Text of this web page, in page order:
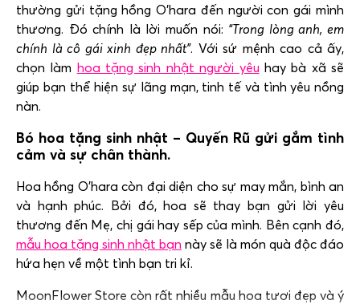
thường gửi tặng hồng O’hara đến người con gái mình
thương. Đó chính là lời muốn nói: “Trong lòng anh, em
chính là cô gái xinh đẹp nhất”. Với sứ mệnh cao cả ấy,
chọn làm hoa tặng sinh nhật người yêu hay bà xã sẽ
giúp bạn thể hiện sự lãng mạn, tinh tế và tình yêu nồng
nàn.
Bó hoa tặng sinh nhật – Quyến Rũ gửi gắm tình
cảm và sự chân thành.
Hoa hồng O’hara còn đại diện cho sự may mắn, bình an
và hạnh phúc. Bởi đó, hoa sẽ thay bạn gửi lời yêu
thương đến Mẹ, chị gái hay sếp của mình. Bên cạnh đó,
mẫu hoa tặng sinh nhật bạn này sẽ là món quà độc đáo
hứa hẹn về một tình bạn tri kỉ.
MoonFlower Store còn rất nhiều mẫu hoa tươi đẹp và ý